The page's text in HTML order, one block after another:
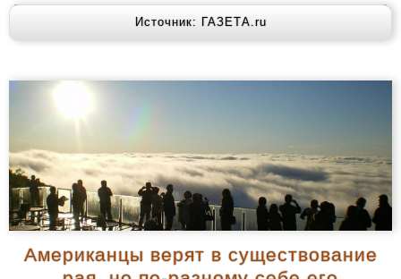
Источник: ГАЗЕТА.ru
Американцы верят в существование